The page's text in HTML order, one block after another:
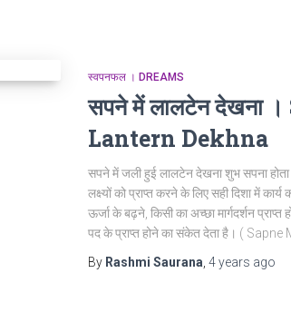
स्वपनफल । DREAMS
सपने में लालटेन देखना
Lantern Dekhna
सपने में जली हुई लालटेन देखना शुभ सपना होता
लक्ष्यों को प्राप्त करने के लिए सही दिशा में
ऊर्जा के बढ़ने, किसी का अच्छा मार्गदर्शन
पद के प्राप्त होने का संकेत देता है। (
By Rashmi Saurana 4 years ago